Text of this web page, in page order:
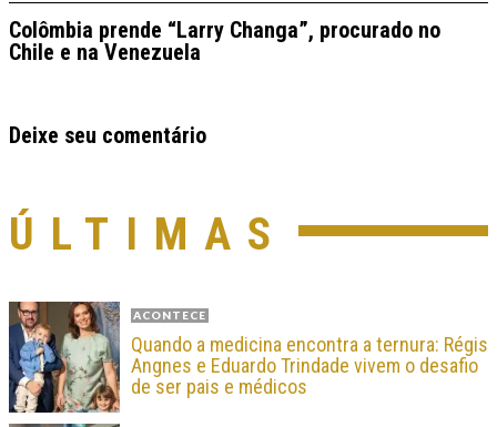
Colômbia prende “Larry Changa”, procurado no
Chile e na Venezuela
Deixe seu comentário
ÚLTIMAS
ACONTECE
Quando a medicina encontra a ternura: Régis
Angnes e Eduardo Trindade vivem o desafio
de ser pais e médicos